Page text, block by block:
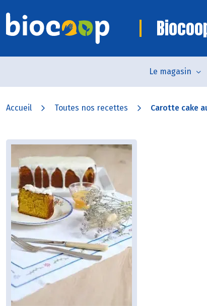
Le magasin
Accueil Toutes nos recettes Carotte cake